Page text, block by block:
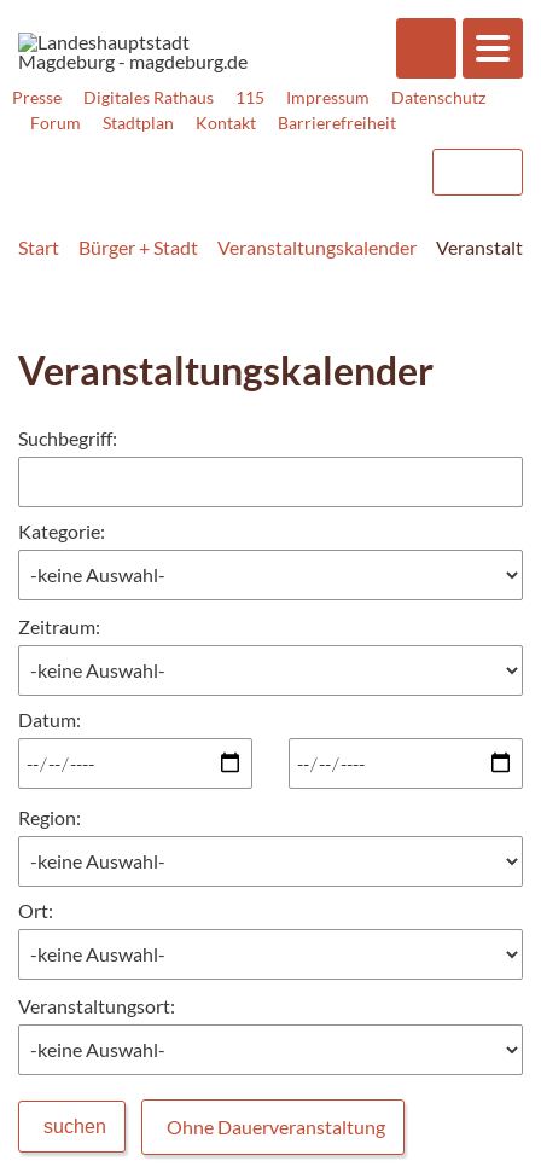
Presse Digitales Rathaus 115 Impressum
Datenschutz
Forum
Stadtplan Kontakt Barrierefreiheit
Start Bürger + Stadt Veranstaltungskalender
Veranstaltungskalender
Suchbegriff:
Kategorie:
Zeitraum:
Datum:
Region:
Ort:
Veranstaltungsort:
suchen Ohne Dauerveranstaltung